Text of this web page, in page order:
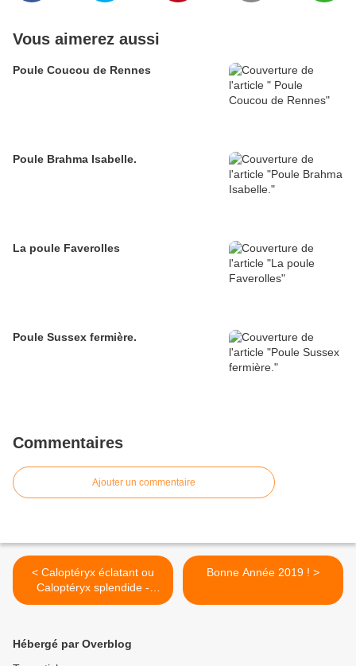
Vous aimerez aussi
Poule Coucou de Rennes
Poule Brahma Isabelle.
La poule Faverolles
Poule Sussex fermière.
Commentaires
Ajouter un commentaire
< Caloptéryx éclatant ou
Caloptéryx splendide -
Calopteryx splendens
Bonne Année 2019 ! >
Hébergé par Overblog